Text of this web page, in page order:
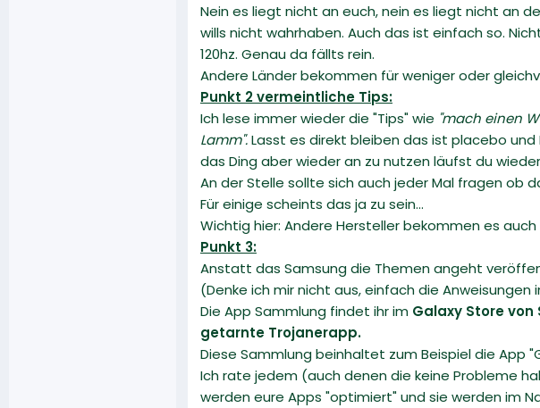
Nein es liegt nicht an euch, nein es liegt nicht an
wills nicht wahrhaben. Auch das ist einfach so.
120hz. Genau da fällts rein.
Andere Länder bekommen für weniger oder
Punkt 2 vermeintliche Tips:
Ich lese immer wieder die "Tips" wie "mach einen
Lamm".Lasst es direkt bleiben das ist placebo
das Ding aber wieder an zu nutzen läufst du
An der Stelle sollte sich auch jeder Mal fragen ob
Für einige scheints das ja zu sein...
Wichtig hier: Andere Hersteller bekommen es
Punkt 3:
Anstatt das Samsung die Themen angeht
(Denke ich mir nicht aus, einfach die Anweisungen
Die App Sammlung findet ihr im Galaxy Store von
getarnte Trojanerapp.
Diese Sammlung beinhaltet zum Beispiel die App
Ich rate jedem (auch denen die keine Probleme
werden eure Apps "optimiert" und sie werden im